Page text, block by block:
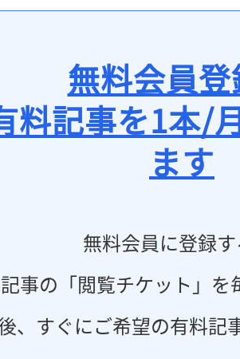
無料会員
料記事を1本/
ます
無料会員に登録
事の「閲覧チケット」
、すぐにご希望の有料記